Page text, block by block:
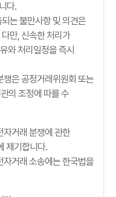
다.
는 불만사항 및 의견은
만, 신속한 처리가
와 처리일정을 즉시
쟁은 공정거래위원회 또는
의 조정에 따를 수
자거래 분쟁에 관한
제기합니다.
자거래 소송에는 한국법을